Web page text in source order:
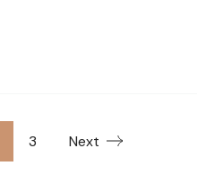
Page
3 Next